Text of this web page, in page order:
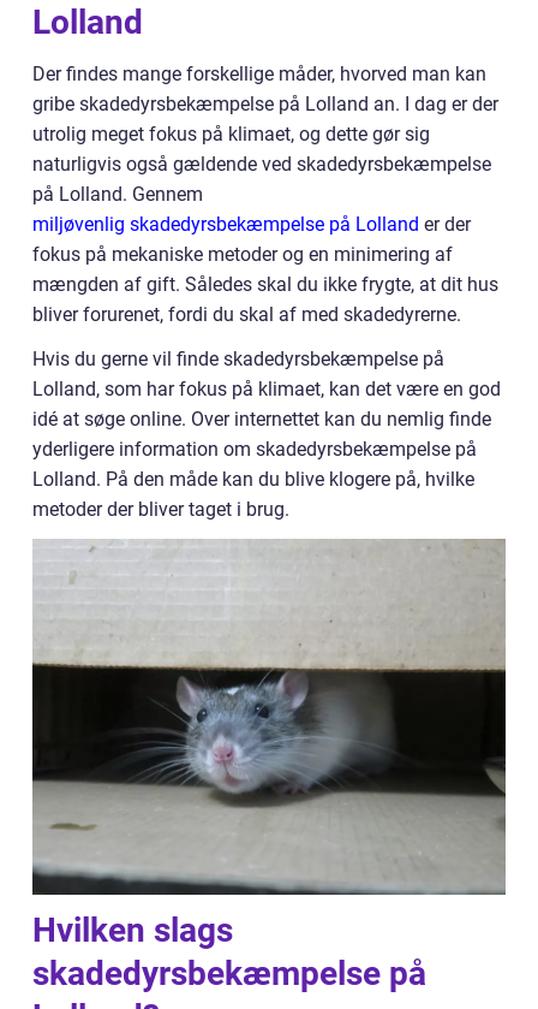
Lolland
Der findes mange forskellige måder, hvorved man kan
gribe skadedyrsbekæmpelse på Lolland an. I dag er der
utrolig meget fokus på klimaet, og dette gør sig
naturligvis også gældende ved skadedyrsbekæmpelse
på Lolland. Gennem
miljøvenlig skadedyrsbekæmpelse på Lolland er der
fokus på mekaniske metoder og en minimering af
mængden af gift. Således skal du ikke frygte, at dit hus
bliver forurenet, fordi du skal af med skadedyrerne.
Hvis du gerne vil finde skadedyrsbekæmpelse på
Lolland, som har fokus på klimaet, kan det være en god
idé at søge online. Over internettet kan du nemlig finde
yderligere information om skadedyrsbekæmpelse på
Lolland. På den måde kan du blive klogere på, hvilke
metoder der bliver taget i brug.
Hvilken slags
skadedyrsbekæmpelse på